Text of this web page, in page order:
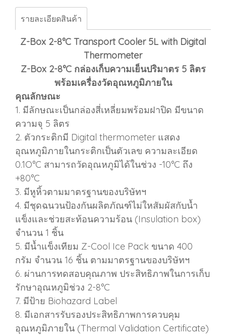
รายละเอียดสินค้า
Z-Box 2-8°C Transport Cooler 5L with Digital
Thermometer
Z-Box 2-8°C กล่องเก็บความเย็นปริมาตร 5 ลิตร
พร้อมเครื่องวัดอุณหภูมิภายใน
คุณลักษณะ
1. มีลักษณะเป็นกล่องสี่เหลี่ยมพร้อมฝาปิด มีขนาด
ความจุ 5 ลิตร
2. ตัวกระติกมี Digital thermometer แสดง
อุณหภูมิภายในกระติกเป็นตัวเลข ความละเอียด
0.1O°C สามารถวัดอุณหภูมิได้ในช่วง -10°C ถึง
+80°C
3. มีหูหิ้วตามมาตรฐานของบริษัทฯ
4. มีชุดฉนวนป้องกันผลิตภัณฑ์ไม่ใหสัมผัสกับน้ำ
แข็งและช่วยสะท้อนความร้อน (Insulation box)
จำนวน 1 ชิ้น
5. มีน้ำแข็งเทียม Z-Cool Ice Pack ขนาด 400
กรัม จำนวน 16 ชิ้น ตามมาตรฐานของบริษัทฯ
6. ผ่านการทดสอบคุณภาพ ประสิทธิภาพในการเก็บ
รักษาอุณหภูมิช่วง 2-8°C
7. มีป้าย Biohazard Label
8. มีเอกสารรับรองประสิทธิภาพการควบคุม
อุณหภูมิภายใน (Thermal Validation Certificate)